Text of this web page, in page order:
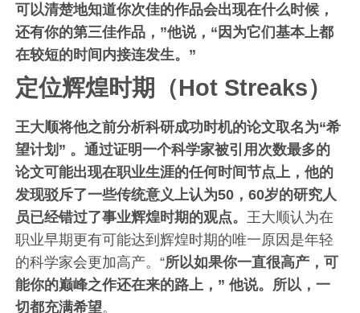
可以清楚地知道你次佳的作品会出现在什么时候，
还有你的第三佳作品，”他说，“因为它们基本上都
在较短的时间内接连发生。”
定位辉煌时期（Hot Streaks）
王大顺将他之前分析科研成功时机的论文取名为“希
望计划” 。通过证明一个科学家被引用次数最多的
论文可能出现在职业生涯的任何时间节点上，他的
发现驳斥了一些传统意义上认为50，60岁的研究人
员已经错过了事业辉煌时期的观点。 王大顺认为在
职业早期更有可能达到辉煌时期的唯一原因是年轻
的科学家会更加高产。“所以如果你一直很高产，可
能你的巅峰之作还在来的路上，” 他说。所以，一
切都充满希望。